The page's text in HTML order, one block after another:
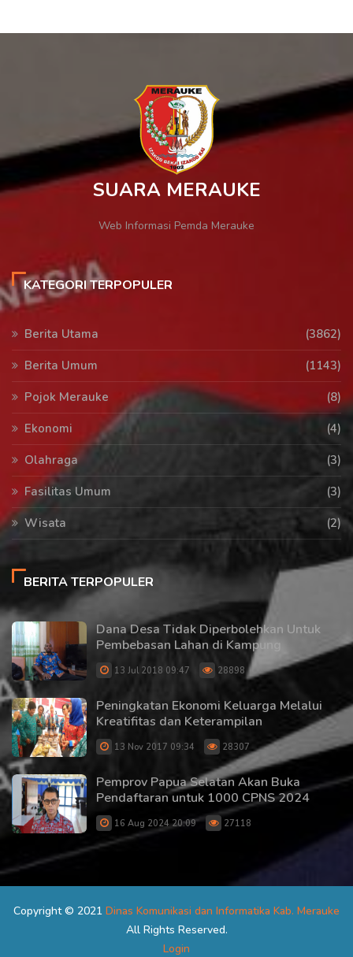
SUARA MERAUKE
Web Informasi Pemda Merauke
KATEGORI TERPOPULER
Berita Utama
(3862)
Berita Umum
(1143)
Pojok Merauke
(8)
Ekonomi
(4)
Olahraga
(3)
Fasilitas Umum
(3)
Wisata
(2)
BERITA TERPOPULER
Dana Desa Tidak Diperbolehkan Untuk
Pembebasan Lahan di Kampung
13 Jul 2018 09:47 28898
Peningkatan Ekonomi Keluarga Melalui
Kreatifitas dan Keterampilan
13 Nov 2017 09:34 28307
Pemprov Papua Selatan Akan Buka
Pendaftaran untuk 1000 CPNS 2024
16 Aug 2024 20:09 27118
Copyright © 2021 Dinas Komunikasi dan Informatika Kab. Merauke
All Rights Reserved.
Login